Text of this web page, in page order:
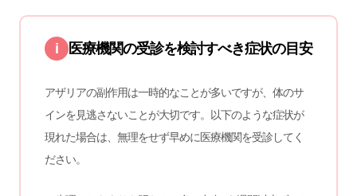
i 医療機関の受診を検討すべき症状の目安
アザリアの副作用は一時的なことが多いですが、体のサ
インを見逃さないことが大切です。以下のような症状が
現れた場合は、無理をせず早めに医療機関を受診してく
ださい。